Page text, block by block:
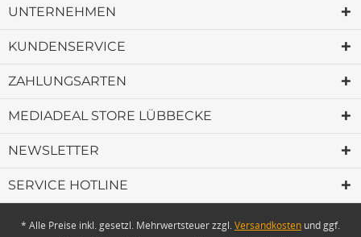
UNTERNEHMEN
KUNDENSERVICE
ZAHLUNGSARTEN
MEDIADEAL STORE LÜBBECKE
NEWSLETTER
SERVICE HOTLINE
* Alle Preise inkl. gesetzl. Mehrwertsteuer zzgl.Versandkosten und ggf.